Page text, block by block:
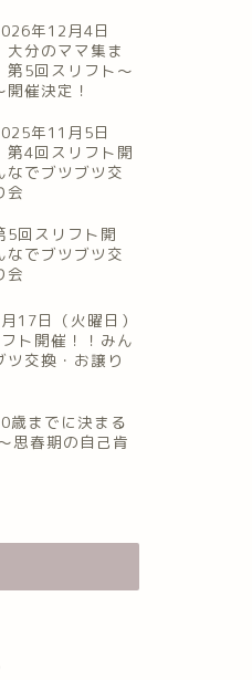
年12月4日
大分のママ集ま
5回スリフト〜
催決定！
年11月5日
第4回スリフト開
なでブツブツ交
会
5回スリフト開
なでブツブツ交
会
17日（火曜日）
ト開催！！みん
ツ交換・お譲り
歳までに決まる
思春期の自己肯